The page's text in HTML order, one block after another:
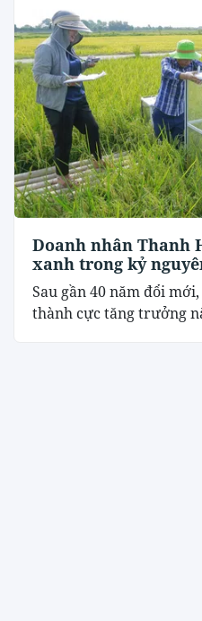
Doanh nhân Thanh
xanh trong kỷ
Sau gần 40 năm đổi
thành cực tăng trưởng